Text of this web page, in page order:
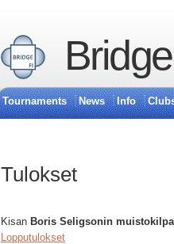
Tournaments News Info
Tulokset
Kisan Boris Seligsonin
Lopputulokset